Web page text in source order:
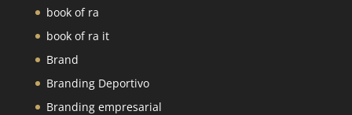
book of ra
book of ra it
Brand
Branding Deportivo
Branding empresarial